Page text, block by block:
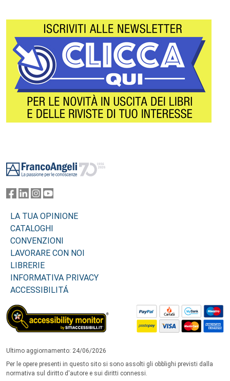
LA TUA OPINIONE
CATALOGHI
CONVENZIONI
LAVORARE CON NOI
LIBRERIE
INFORMATIVA PRIVACY
ACCESSIBILITÁ
Ultimo aggiornamento: 24/06/2026
Per le opere presenti in questo sito si sono assolti gli obblighi previsti dalla
normativa sul diritto d'autore e sui diritti connessi.